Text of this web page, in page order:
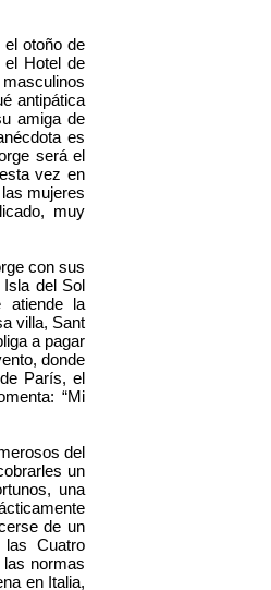
otoño de
el Hotel de
antipática
amiga de
es
será el
vez en
mujeres
muy
con sus
Isla del Sol
atiende la
villa, Sant
a pagar
donde
París, el
“Mi
del
un
una
de un
Cuatro
normas
en Italia,